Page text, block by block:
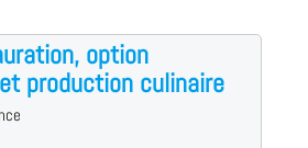
option
production culinaire